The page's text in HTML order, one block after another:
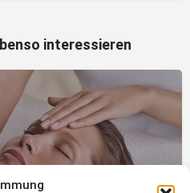
interessieren